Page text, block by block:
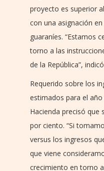
proyecto es superior
con una asignación
guaraníes. “Estamos
torno a las
de la República”,
Requerido sobre los
estimados para el
Hacienda precisó que
por ciento. “Si
versus los ingresos
que viene
crecimiento en torno